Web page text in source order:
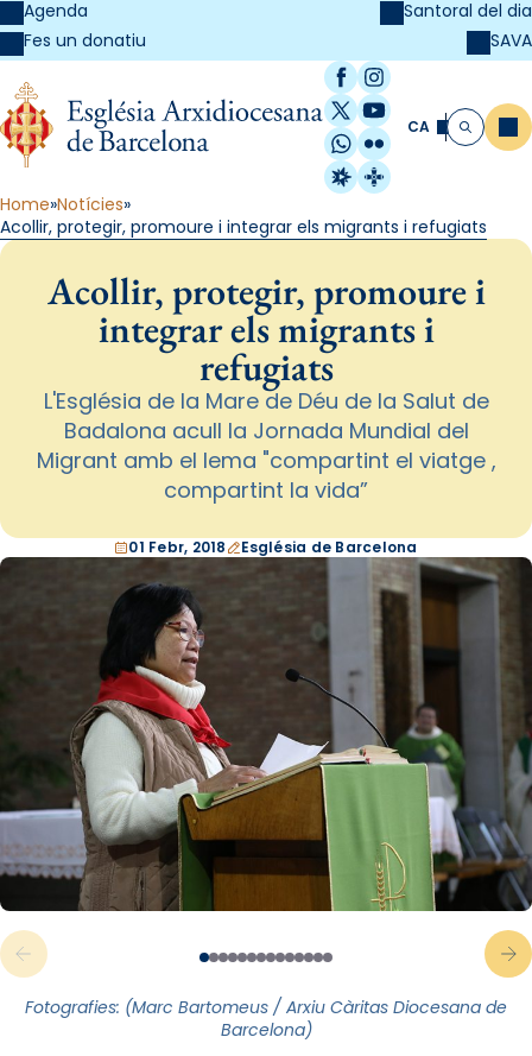
Agenda
Fes un donatiu
Santoral del dia
SAVA
Facebook
Instagram
X / Twitter
YouTube
WhatsApp
Flickr
Radio Estel
Catalunya
CA Cerca
Home Notícies
Acollir, protegir, promoure i integrar els migrants i refugiats
Acollir, protegir, promoure i
integrar els migrants i
refugiats
L'Església de la Mare de Déu de la Salut de
Badalona acull la Jornada Mundial del
Migrant amb el lema "compartint el viatge ,
compartint la vida”
01 Febr, 2018 Església de Barcelona
Fotografies: (Marc Bartomeus / Arxiu Càritas Diocesana de
Barcelona)